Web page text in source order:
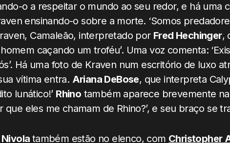
o a respeitar o mundo ao seu redor, e há uma
ensinando-o sobre a morte. ‘Somos
Camaleão, interpretado por Fred Hechinger,
caçando um troféu’. Uma voz comenta:
Há uma foto de Kraven num escritório de luxo
vítima entra. Ariana DeBose, que interpreta
lunático!’ Rhino também aparece brevemente
que eles me chamam de Rhino?’, e seu braço se
também estão no elenco, com Christopher